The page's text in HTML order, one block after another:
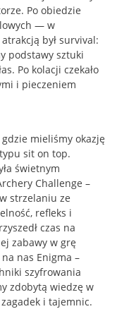
Po obiedzie
— w
był survival:
podstawy sztuki
Po kolacji czekało
i pieczeniem
mieliśmy okazję
sit on top.
świetnym
Challenge –
strzelaniu ze
refleks i
czas na
zabawy w grę
nas Enigma –
szyfrowania
zdobytą wiedzę w
i tajemnic.